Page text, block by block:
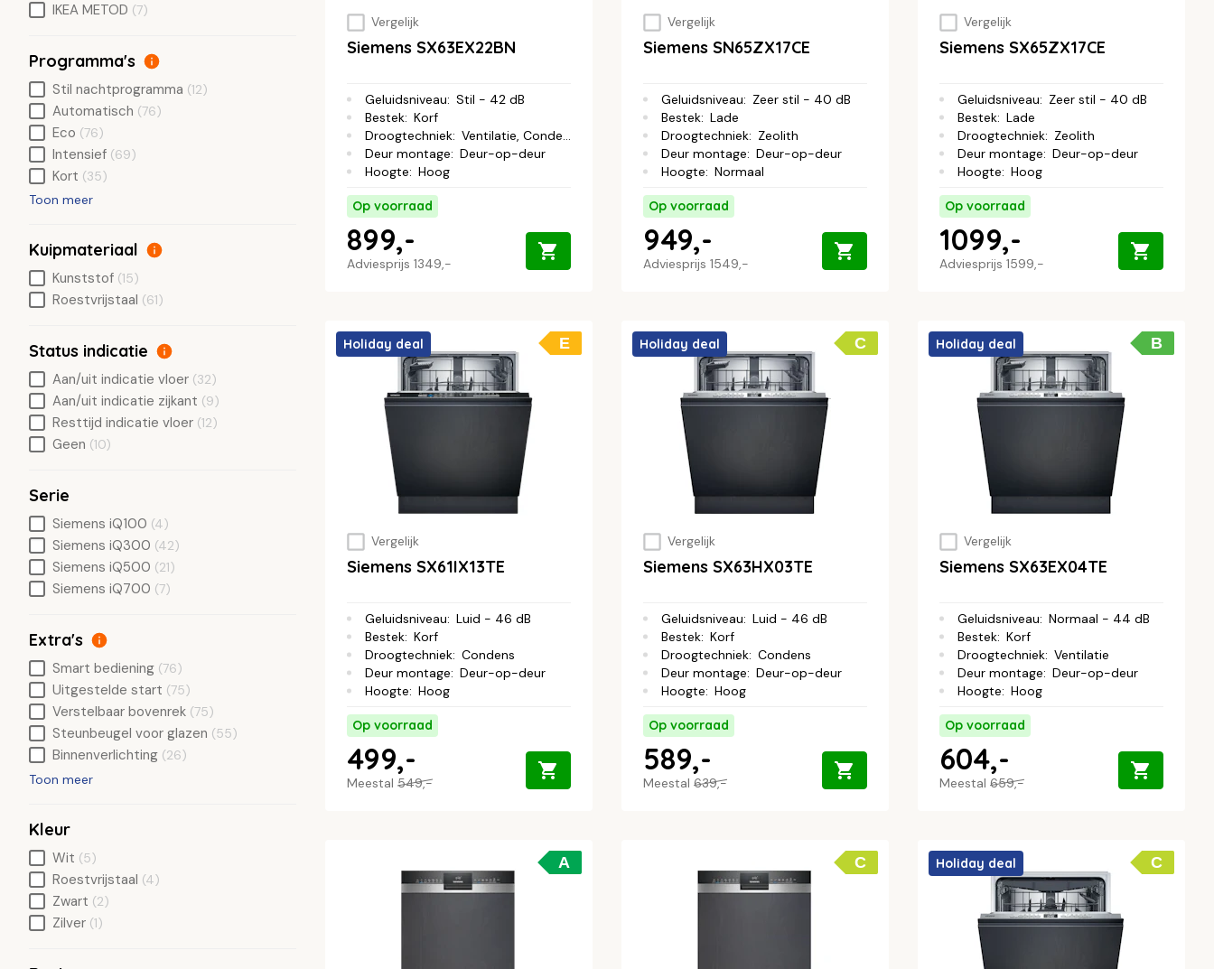
Vergelijk
Siemens SX63EX22BN
Geluidsniveau: Stil - 42 dB
Bestek: Korf
Droogtechniek: Ventilatie, Condens
Deur montage: Deur-op-deur
Hoogte: Hoog
Op voorraad
Adviesprijs 1349,-
899,-
Vergelijk
Siemens SN65ZX17CE
Geluidsniveau: Zeer stil - 40 dB
Bestek: Lade
Droogtechniek: Zeolith
Deur montage: Deur-op-deur
Hoogte: Normaal
Op voorraad
Adviesprijs 1549,-
949,-
Vergelijk
Siemens SX65ZX17CE
Geluidsniveau: Zeer stil - 40 dB
Bestek: Lade
Droogtechniek: Zeolith
Deur montage: Deur-op-deur
Hoogte: Hoog
Op voorraad
Adviesprijs 1599,-
1099,-
E
Holiday deal
Vergelijk
Siemens SX61IX13TE
Geluidsniveau: Luid - 46 dB
Bestek: Korf
Droogtechniek: Condens
Deur montage: Deur-op-deur
Hoogte: Hoog
Op voorraad
Meestal 549,-
499,-
C
Holiday deal
Vergelijk
Siemens SX63HX03TE
Geluidsniveau: Luid - 46 dB
Bestek: Korf
Droogtechniek: Condens
Deur montage: Deur-op-deur
Hoogte: Hoog
Op voorraad
Meestal 639,-
589,-
B
Holiday deal
Vergelijk
Siemens SX63EX04TE
Geluidsniveau: Normaal - 44 dB
Bestek: Korf
Droogtechniek: Ventilatie
Deur montage: Deur-op-deur
Hoogte: Hoog
Op voorraad
Meestal 659,-
604,-
A C C
Holiday deal
IKEA METOD (7)
Programma's
Stil nachtprogramma (12)
Automatisch (76)
Eco (76)
Intensief (69)
Kort (35)
Toon meer
Kuipmateriaal
Kunststof (15)
Roestvrijstaal (61)
Status indicatie
Aan/uit indicatie vloer (32)
Aan/uit indicatie zijkant (9)
Resttijd indicatie vloer (12)
Geen (10)
Serie
Siemens iQ100 (4)
Siemens iQ300 (42)
Siemens iQ500 (21)
Siemens iQ700 (7)
Extra's
Smart bediening (76)
Uitgestelde start (75)
Verstelbaar bovenrek (75)
Steunbeugel voor glazen (55)
Binnenverlichting (26)
Toon meer
Kleur
Wit (5)
Roestvrijstaal (4)
Zwart (2)
Zilver (1)